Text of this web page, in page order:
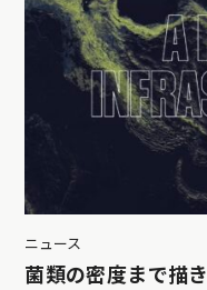
ニュース
菌類の密度まで描